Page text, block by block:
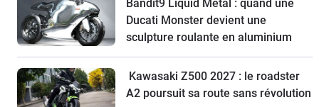
Bandit9 Liquid Metal : quand une
Ducati Monster devient une
sculpture roulante en aluminium
Kawasaki Z500 2027 : le roadster
A2 poursuit sa route sans révolution